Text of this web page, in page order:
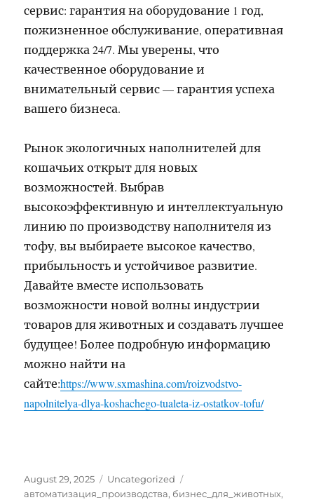
сервис: гарантия на оборудование 1 год,
пожизненное обслуживание, оперативная
поддержка 24/7. Мы уверены, что
качественное оборудование и
внимательный сервис — гарантия успеха
вашего бизнеса.
Рынок экологичных наполнителей для
кошачьих открыт для новых
возможностей. Выбрав
высокоэффективную и интеллектуальную
линию по производству наполнителя из
тофу, вы выбираете высокое качество,
прибыльность и устойчивое развитие.
Давайте вместе использовать
возможности новой волны индустрии
товаров для животных и создавать лучшее
будущее! Более подробную информацию
можно найти на
сайте:https://www.sxmashina.com/roizvodstvo-
napolnitelya-dlya-koshachego-tualeta-iz-ostatkov-tofu/
Posted
on
August 29, 2025 Categories
Uncategorized
автоматизация_производства, бизнес_для_животных,